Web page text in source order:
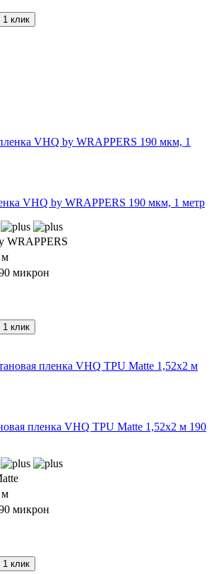
1 клик
VHQ by WRAPPERS 190 мкм, 1 метр
WRAPPERS
м
микрон
1 клик
пленка VHQ TPU Matte 1,52х2 м 190
м
микрон
1 клик